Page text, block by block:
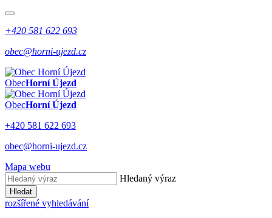
+420 581 622 693
obec@horni-ujezd.cz
ObecHorní Újezd
ObecHorní Újezd
+420 581 622 693
obec@horni-ujezd.cz
Mapa webu
Hledaný výraz
Hledat
rozšířené vyhledávání